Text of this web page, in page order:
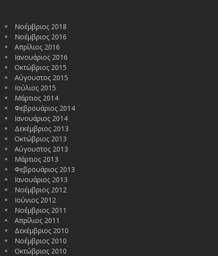
Νοέμβριος 2018
Νοέμβριος 2016
Απρίλιος 2016
Ιανουάριος 2016
Οκτώβριος 2015
Αύγουστος 2015
Ιούλιος 2015
Μάρτιος 2014
Φεβρουάριος 2014
Ιανουάριος 2014
Δεκέμβριος 2013
Οκτώβριος 2013
Αύγουστος 2013
Μάρτιος 2013
Φεβρουάριος 2013
Ιανουάριος 2013
Νοέμβριος 2012
Ιούνιος 2012
Νοέμβριος 2011
Απρίλιος 2011
Δεκέμβριος 2010
Νοέμβριος 2010
Οκτώβριος 2010